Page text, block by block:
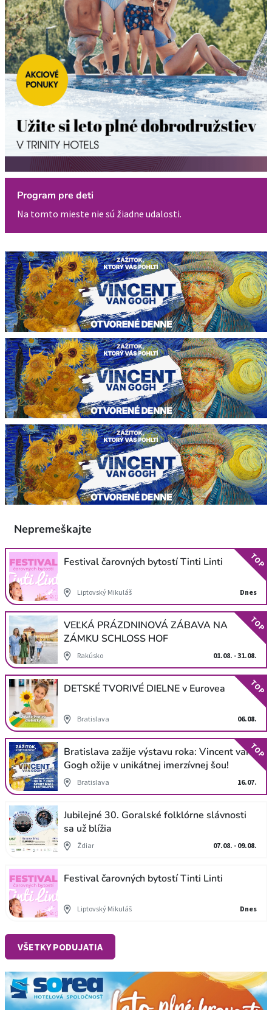
Program pre deti
Na tomto mieste nie sú žiadne udalosti.
Nepremeškajte
Festival čarovných bytostí Tinti Linti
Liptovský Mikuláš Dnes
TOP
VEĽKÁ PRÁZDNINOVÁ ZÁBAVA NA
ZÁMKU SCHLOSS HOF
Rakúsko 01.08. - 31.08.
TOP
DETSKÉ TVORIVÉ DIELNE v Eurovea
Bratislava 06.08.
TOP
Bratislava zažije výstavu roka: Vincent van
Gogh ožije v unikátnej imerzívnej šou!
Bratislava 16.07.
TOP
Jubilejné 30. Goralské folklórne slávnosti
sa už blížia
Ždiar 07.08. - 09.08.
Festival čarovných bytostí Tinti Linti
Liptovský Mikuláš Dnes
VŠETKY PODUJATIA